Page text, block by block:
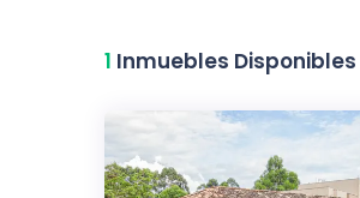
1 Inmuebles Disponibles